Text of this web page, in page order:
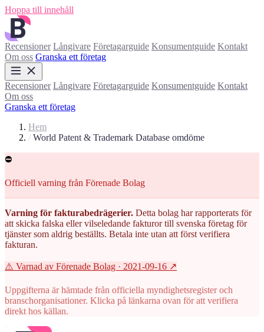
Hoppa till innehåll
Recensioner Långivare Företagarguide Konsumentguide Kontakt
Om oss Granska ett företag
Recensioner Långivare Företagarguide Konsumentguide Kontakt
Om oss
Granska ett företag
Hem
/ World Patent & Trademark Database omdöme
⛔
Officiell varning från Förenade Bolag
Varning för fakturabedrägerier. Detta bolag har rapporterats för
att skicka falska eller vilseledande fakturor till svenska företag för
tjänster som aldrig beställts. Betala inte utan att först verifiera
fakturan.
⚠️ Varnad av Förenade Bolag · 2021-09-16 ↗
Uppgifterna är hämtade från officiella myndighetsregister och
branschorganisationer. Klicka på länkarna ovan för att verifiera
direkt hos källan.